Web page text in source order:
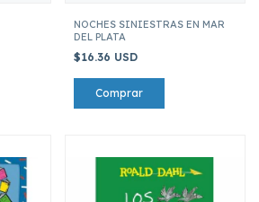
NOCHES SINIESTRAS EN MAR
DEL PLATA
$16.36 USD